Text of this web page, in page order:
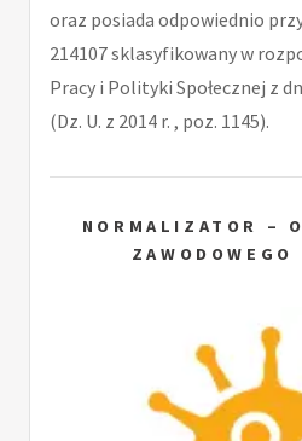
oraz posiada odpowiednio
214107 sklasyfikowany w
Pracy i Polityki Społecznej z
(Dz. U. z 2014 r. , poz. 1145).
NORMALIZATOR –